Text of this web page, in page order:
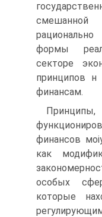
формы
секторе
принципов н
финансам.
финансов
как
особых
которые